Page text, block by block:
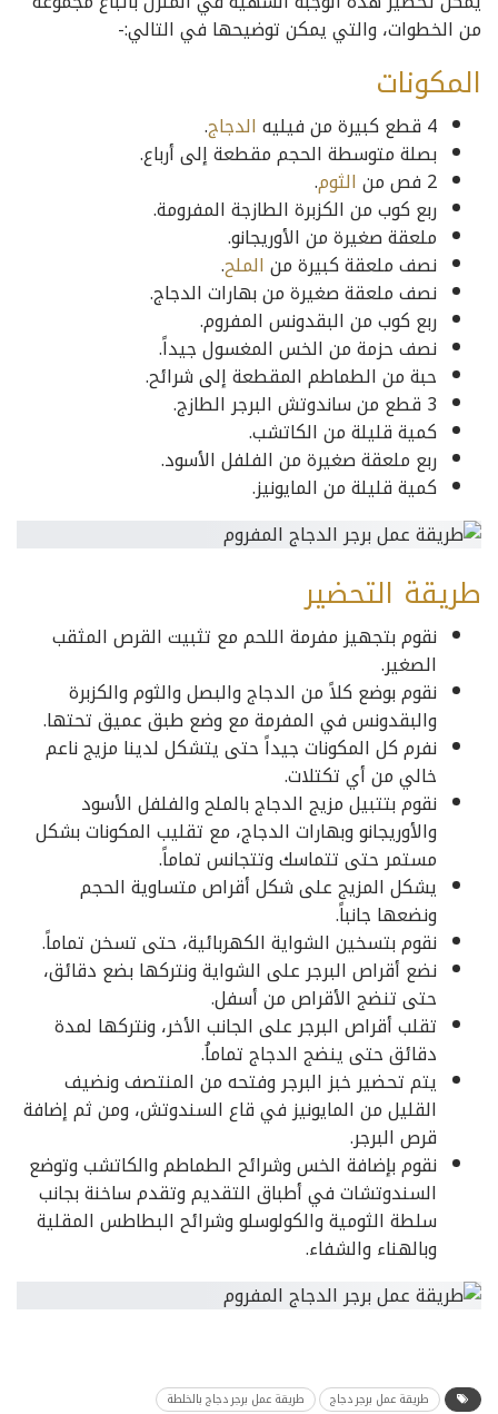
من الخطوات، والتي يمكن توضيحها في التالي:-
المكونات
4 قطع كبيرة من فيليه الدجاج.
بصلة متوسطة الحجم مقطعة إلى أرباع.
2 فص من
الثوم.
ربع كوب من الكزبرة الطازجة المفرومة.
ملعقة صغيرة من الأوريجانو.
نصف ملعقة كبيرة من الملح.
نصف ملعقة صغيرة من بهارات الدجاج.
ربع كوب من البقدونس المفروم.
نصف حزمة من الخس المغسول جيداً.
حبة من الطماطم المقطعة إلى شرائح.
3 قطع من ساندوتش البرجر الطازج.
كمية قليلة من الكاتشب.
ربع ملعقة صغيرة من الفلفل الأسود.
كمية قليلة من المايونيز.
طريقة التحضير
نقوم بتجهيز مفرمة اللحم مع تثبيت القرص المثقب
الصغير.
نقوم بوضع كلاً من الدجاج والبصل والثوم والكزبرة
والبقدونس في المفرمة مع وضع طبق عميق تحتها.
نفرم كل المكونات جيداً حتى يتشكل لدينا مزيج ناعم
خالي من أي تكتلات.
نقوم بتتبيل مزيج الدجاج بالملح والفلفل الأسود
والأوريجانو وبهارات الدجاج، مع تقليب المكونات بشكل
مستمر حتى تتماسك وتتجانس تماماً.
يشكل المزيج على شكل أقراص متساوية الحجم
ونضعها جانباً.
نقوم بتسخين الشواية الكهربائية، حتى تسخن تماماً.
نضع أقراص البرجر على الشواية ونتركها بضع دقائق،
حتى تنضج الأقراص من أسفل.
تقلب أقراص البرجر على الجانب الأخر، ونتركها لمدة
دقائق حتى ينضج الدجاج تماماُ.
يتم تحضير خبز البرجر وفتحه من المنتصف ونضيف
القليل من المايونيز في قاع السندوتش، ومن ثم إضافة
قرص البرجر.
نقوم بإضافة الخس وشرائح الطماطم والكاتشب وتوضع
السندوتشات في أطباق التقديم وتقدم ساخنة بجانب
سلطة الثومية والكولوسلو وشرائح البطاطس المقلية
وبالهناء والشفاء.
طريقة عمل برجر دجاج
طريقة عمل برجر دجاج بالخلطة